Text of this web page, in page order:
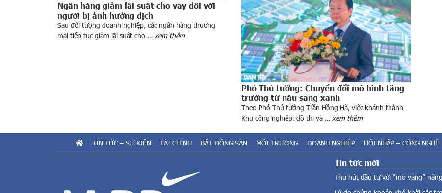
Ngân hàng giảm lãi suất cho vay đối với
người bị ảnh hưởng dịch
Sau đối tượng doanh nghiệp, các ngân hàng thương
mại tiếp tục giảm lãi suất cho … xem thêm
Phó Thủ tướng: Chuyển đổi mô hình tăng
trưởng từ nâu sang xanh
Theo Phó Thủ tướng Trần Hồng Hà, việc khánh thành
Khu công nghiệp, đô thị và … xem thêm
TIN TỨC – SỰ KIỆN TÀI CHÍNH BẤT ĐỘNG SẢN MÔI TRƯỜNG DOANH NGHIỆP HỘI NHẬP – CÔNG NGHỆ
Tin tức mới
Thu hút đầu tư với “mỏ vàng”